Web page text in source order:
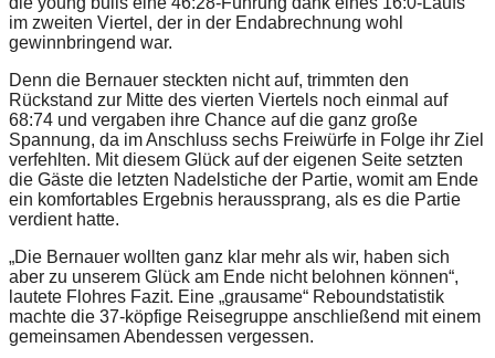
im zweiten Viertel, der in der Endabrechnung wohl
gewinnbringend war.
Denn die Bernauer steckten nicht auf, trimmten den
Rückstand zur Mitte des vierten Viertels noch einmal auf
68:74 und vergaben ihre Chance auf die ganz große
Spannung, da im Anschluss sechs Freiwürfe in Folge ihr Ziel
verfehlten. Mit diesem Glück auf der eigenen Seite setzten
die Gäste die letzten Nadelstiche der Partie, womit am Ende
ein komfortables Ergebnis heraussprang, als es die Partie
verdient hatte.
„Die Bernauer wollten ganz klar mehr als wir, haben sich
aber zu unserem Glück am Ende nicht belohnen können“,
lautete Flohres Fazit. Eine „grausame“ Reboundstatistik
machte die 37-köpfige Reisegruppe anschließend mit einem
gemeinsamen Abendessen vergessen.